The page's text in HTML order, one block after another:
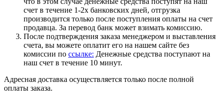
счет в течение 1-2х банковских дней, отгрузка
производится только после поступления оплаты на счет
продавца. За перевод банк может взимать комиссию.
После подтверждения заказа менеджером и выставления
счета, вы можете оплатит его на нашем сайте без
комиссии по ссылке: Денежные средства поступают на
наш счет в течение 10 минут.
Адресная доставка осуществляется только после полной
оплаты заказа.